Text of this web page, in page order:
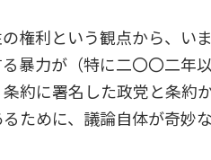
権利という観点から、い
暴力が（特に二〇〇二年
約に署名した政党と条約
ために、議論自体が奇妙